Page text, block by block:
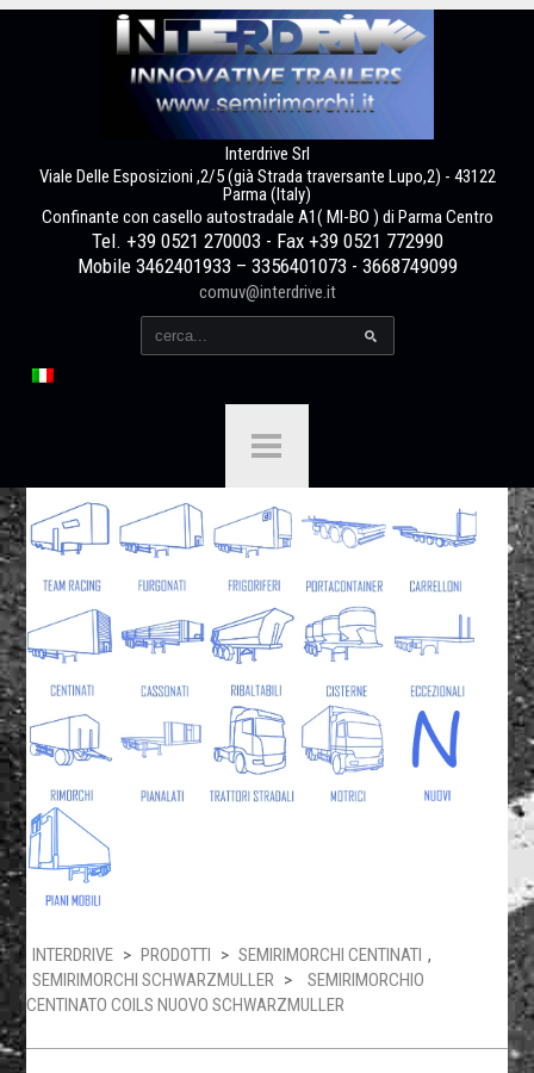
Interdrive Srl
Viale Delle Esposizioni ,2/5 (già Strada traversante Lupo,2) - 43122
Parma (Italy)
Confinante con casello autostradale A1( MI-BO ) di Parma Centro
Tel. +39 0521 270003 - Fax +39 0521 772990
Mobile 3462401933 – 3356401073 - 3668749099
comuv@interdrive.it
INTERDRIVE > PRODOTTI > SEMIRIMORCHI CENTINATI ,
SEMIRIMORCHI SCHWARZMULLER >
SEMIRIMORCHIO
CENTINATO COILS NUOVO SCHWARZMULLER